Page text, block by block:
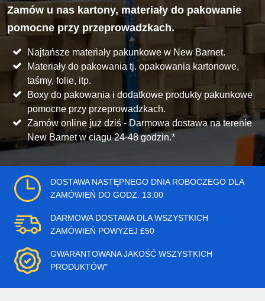
Zamów u nas kartony, materiały do pakowanie
pomocne przy przeprowadzkach.
Najtańsze materiały pakunkowe w New Barnet.
Materiały do pakowania tj. opakowania kartonowe,
taśmy, folie, itp.
Boxy do pakowania i dodatkowe produkty pakunkowe
pomocne przy przeprowadzkach.
Zamów online już dziś - Darmowa dostawa na terenie
New Barnet w ciagu 24-48 godzin.*
DOSTAWA NASTĘPNEGO DNIA ROBOCZEGO DLA
ZAMÓWIEŃ DO GODZ. 13:00
DARMOWA DOSTAWA DLA WSZYSTKICH
ZAMÓWIEŃ POWYŻEJ £50
GWARANTOWANA JAKOŚĆ WSZYSTKICH
PRODUKTÓW"